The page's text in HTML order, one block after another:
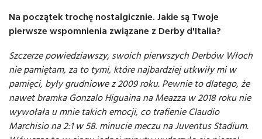
Na początek trochę nostalgicznie. Jakie są Twoje
pierwsze wspomnienia związane z Derby d'Italia?
Szczerze powiedziawszy, swoich pierwszych Derbów Włoch
nie pamiętam, za to tymi, które najbardziej utkwiły mi w
pamięci, były grudniowe z 2009 roku. Pewnie to dlatego, że
nawet bramka Gonzalo Higuaina na Meazza w 2018 roku nie
wywołała u mnie takich emocji, co trafienie Claudio
Marchisio na 2:1 w 58. minucie meczu na Juventus Stadium.